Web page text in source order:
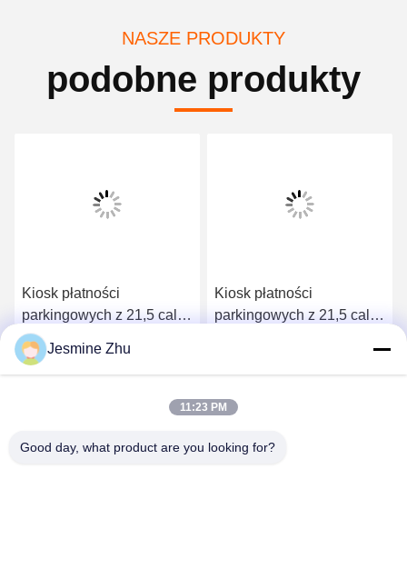
NASZE PRODUKTY
podobne produkty
Kiosk płatności
parkingowych z 21,5 cali
wysokiej jasności
płatności gotówkowych
Uzyskaj najlepszą cenę
LKS Wodoszczelny na
zewnątrz Wodoszczelny
Kiosk na parkingu
Jesmine Zhu
11:23 PM
Good day, what product are you looking for?